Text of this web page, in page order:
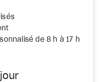
de 8 h à 17 h